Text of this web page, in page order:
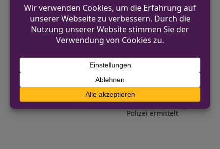
0241/9091-2080
presse.hza-aachen@zoll.bund.de
https://www.zoll.de
VORHERIGER BEITRAG
Einbruch in Gaststätte in Ibbenbüren –
Geldkassetten entwendet
NÄCHSTER BEITRAG
Mann mit Schnittverletzung in Dortmund:
Polizei ermittelt